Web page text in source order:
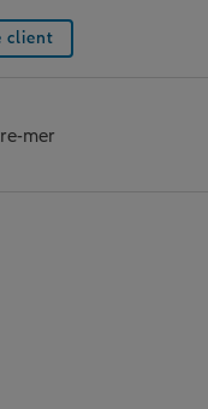
client
mer